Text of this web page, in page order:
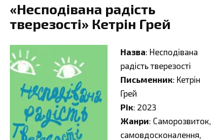
«Несподівана радість
тверезості» Кетрін Грей
Назва: Несподівана
радість тверезості
Письменник: Кетрін
Грей
Рік: 2023
Жанри: Саморозвиток,
самовдосконалення,